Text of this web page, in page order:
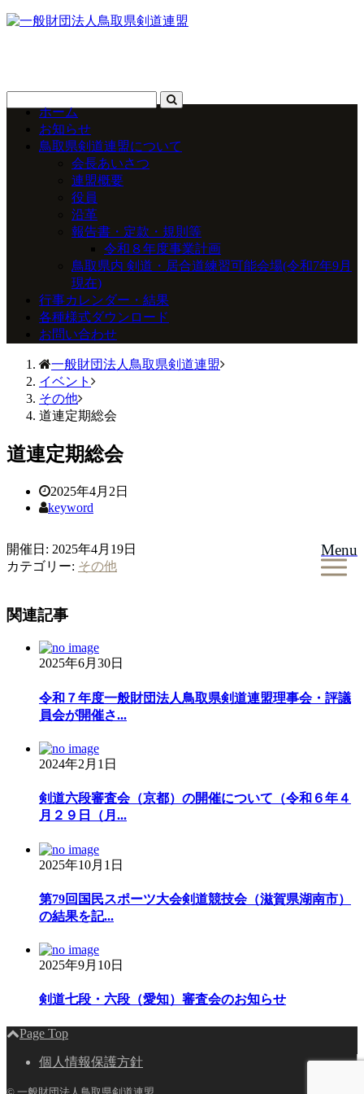
Menu
ホーム
お知らせ
鳥取県剣道連盟について
会長あいさつ
連盟概要
役員
沿革
報告書・定款・規則等
令和８年度事業計画
鳥取県内 剣道・居合道練習可能会場(令和7年9月
現在)
行事カレンダー・結果
各種様式ダウンロード
お問い合わせ
一般財団法人鳥取県剣道連盟
イベント
その他
道連定期総会
道連定期総会
2025年4月2日
keyword
開催日: 2025年4月19日
カテゴリー: その他
関連記事
2025年6月30日
令和７年度一般財団法人鳥取県剣道連盟理事会・評議
員会が開催さ...
2024年2月1日
剣道六段審査会（京都）の開催について（令和６年４
月２９日（月...
2025年10月1日
第79回国民スポーツ大会剣道競技会（滋賀県湖南市）
の結果を記...
2025年9月10日
剣道七段・六段（愛知）審査会のお知らせ
Page Top
個人情報保護方針